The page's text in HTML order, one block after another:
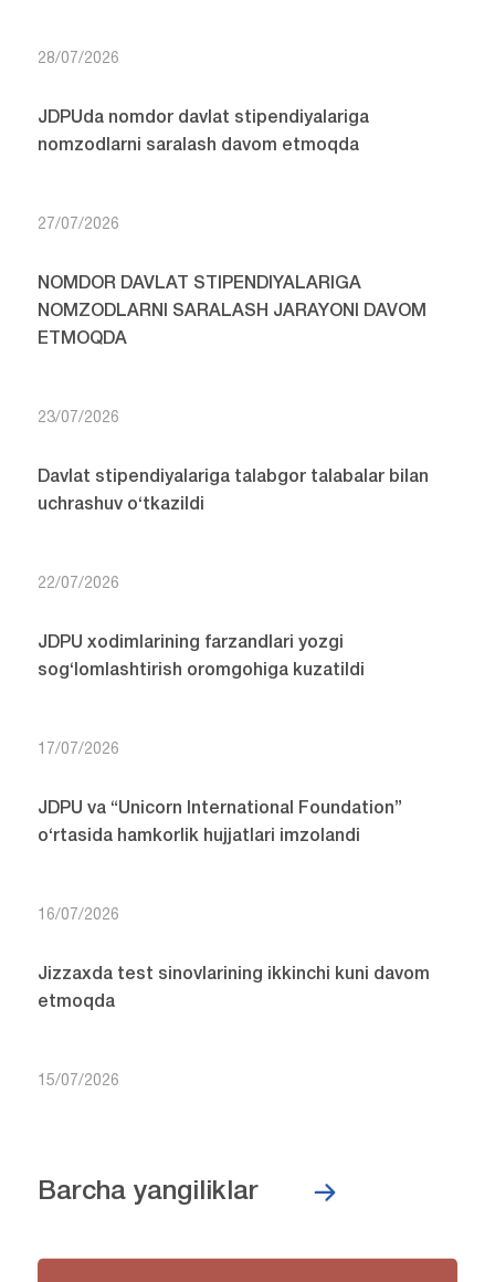
28/07/2026
JDPUda nomdor davlat stipendiyalariga
nomzodlarni saralash davom etmoqda
27/07/2026
NOMDOR DAVLAT STIPENDIYALARIGA
NOMZODLARNI SARALASH JARAYONI DAVOM
ETMOQDA
23/07/2026
Davlat stipendiyalariga talabgor talabalar bilan
uchrashuv o‘tkazildi
22/07/2026
JDPU xodimlarining farzandlari yozgi
sog‘lomlashtirish oromgohiga kuzatildi
17/07/2026
JDPU va “Unicorn International Foundation”
o‘rtasida hamkorlik hujjatlari imzolandi
16/07/2026
Jizzaxda test sinovlarining ikkinchi kuni davom
etmoqda
15/07/2026
Barcha yangiliklar